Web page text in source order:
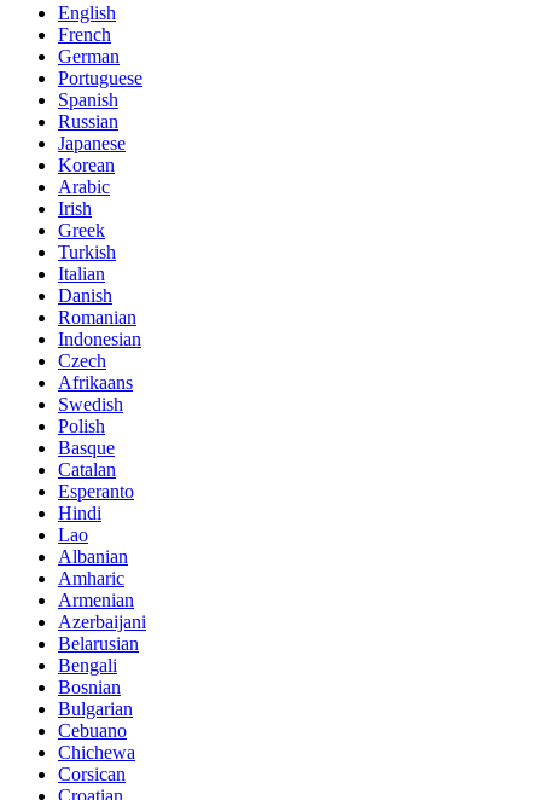
English
French
German
Portuguese
Spanish
Russian
Japanese
Korean
Arabic
Irish
Greek
Turkish
Italian
Danish
Romanian
Indonesian
Czech
Afrikaans
Swedish
Polish
Basque
Catalan
Esperanto
Hindi
Lao
Albanian
Amharic
Armenian
Azerbaijani
Belarusian
Bengali
Bosnian
Bulgarian
Cebuano
Chichewa
Corsican
Croatian